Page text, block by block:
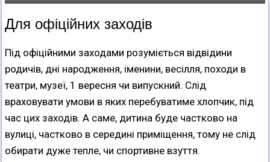
Для офіційних заходів
Під офіційними заходами розуміється відвідини
родичів, дні народження, іменини, весілля, походи в
театри, музеї, 1 вересня чи випускний. Слід
враховувати умови в яких перебуватиме хлопчик, під
час цих заходів. А саме, дитина буде частково на
вулиці, частково в середині приміщення, тому не слід
обирати дуже тепле, чи спортивне взуття.